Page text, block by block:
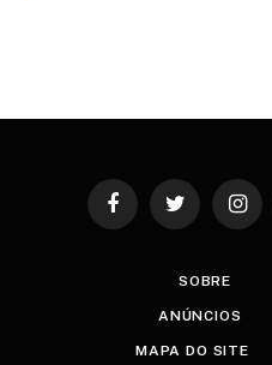
FacebookTwitter
SOBRE
ANÚNCIOS
MAPA DO SITE